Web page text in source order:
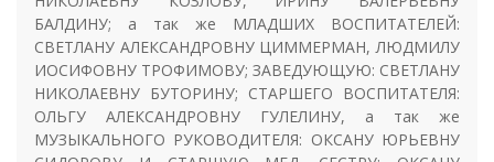
БАЛДИНУ; а так же МЛАДШИХ ВОСПИТАТЕЛЕЙ:
СВЕТЛАНУ АЛЕКСАНДРОВНУ ЦИММЕРМАН, ЛЮДМИЛУ
ИОСИФОВНУ ТРОФИМОВУ; ЗАВЕДУЮЩУЮ: СВЕТЛАНУ
НИКОЛАЕВНУ БУТОРИНУ; СТАРШЕГО ВОСПИТАТЕЛЯ:
ОЛЬГУ АЛЕКСАНДРОВНУ ГУЛЕЛИНУ, а так же
МУЗЫКАЛЬНОГО РУКОВОДИТЕЛЯ: ОКСАНУ ЮРЬЕВНУ